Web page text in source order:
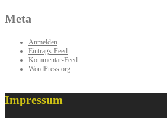
Meta
Anmelden
Eintrags-Feed
Kommentar-Feed
WordPress.org
Impressum